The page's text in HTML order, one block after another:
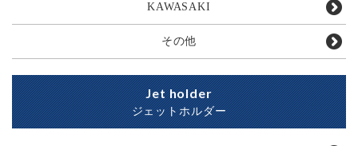
KAWASAKI
その他
Jet holder
ジェットホルダー